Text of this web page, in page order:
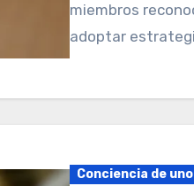
miembros
adoptar
Conciencia de